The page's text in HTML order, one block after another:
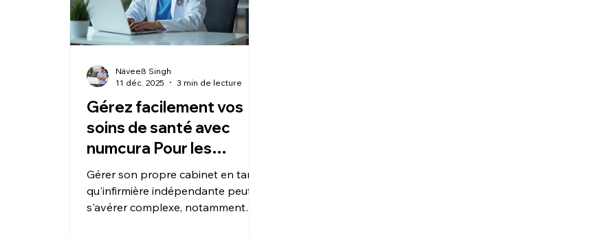
Gérez facilement vos
soins de santé avec
numcura Pour les
infirmières
indépendantes
Gérer son propre cabinet en tant
qu'infirmière indépendante peut
s'avérer complexe, notamment
Näveeß Singh
11 déc. 2025
3 min de lecture